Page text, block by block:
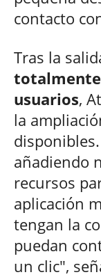
contacto
Tras la
usuarios,
la
añadiendo
recursos
aplicación
tengan la
puedan
un clic",